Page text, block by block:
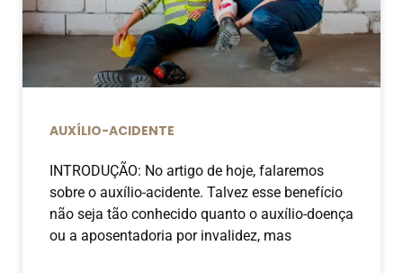
AUXÍLIO-ACIDENTE
INTRODUÇÃO: No artigo de hoje, falaremos
sobre o auxílio-acidente. Talvez esse benefício
não seja tão conhecido quanto o auxílio-doença
ou a aposentadoria por invalidez, mas